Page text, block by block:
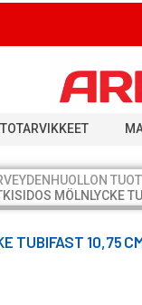
MÖLNLYCKE
TUBIFAST 10,75